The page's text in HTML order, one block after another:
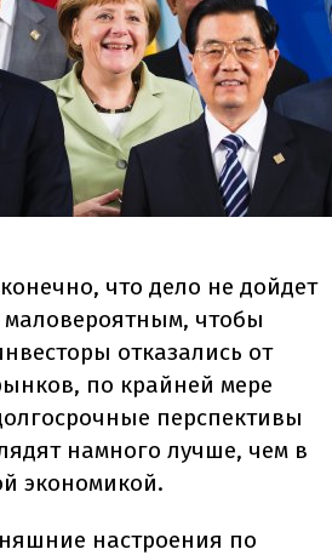
что дело не дойдет
маловероятным, чтобы
отказались от
по крайней мере
перспективы
намного лучше, чем в
экономикой.
настроения по